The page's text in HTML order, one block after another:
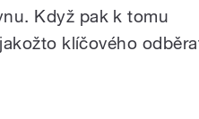
Když pak k tomu
klíčového